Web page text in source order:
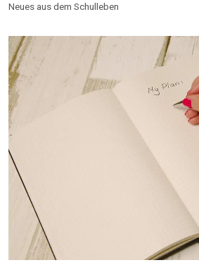
Neues aus dem Schulleben